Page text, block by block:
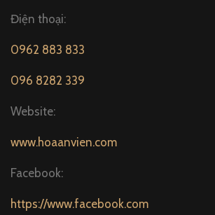
Điện thoại:
0962 883 833
096 8282 339
Website:
www.hoaanvien.com
Facebook:
https://www.facebook.com